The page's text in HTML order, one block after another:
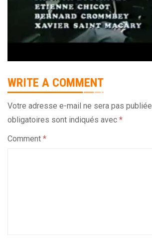
WRITE A COMMENT
Votre adresse e-mail ne sera pas publiée.
obligatoires sont indiqués avec *
Comment *